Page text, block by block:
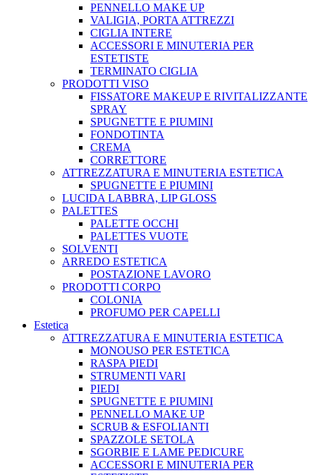
PENNELLO MAKE UP
VALIGIA, PORTA ATTREZZI
CIGLIA INTERE
ACCESSORI E MINUTERIA PER
ESTETISTE
TERMINATO CIGLIA
PRODOTTI VISO
FISSATORE MAKEUP E RIVITALIZZANTE
SPRAY
SPUGNETTE E PIUMINI
FONDOTINTA
CREMA
CORRETTORE
ATTREZZATURA E MINUTERIA ESTETICA
SPUGNETTE E PIUMINI
LUCIDA LABBRA, LIP GLOSS
PALETTES
PALETTE OCCHI
PALETTES VUOTE
SOLVENTI
ARREDO ESTETICA
POSTAZIONE LAVORO
PRODOTTI CORPO
COLONIA
PROFUMO PER CAPELLI
Estetica
ATTREZZATURA E MINUTERIA ESTETICA
MONOUSO PER ESTETICA
RASPA PIEDI
STRUMENTI VARI
PIEDI
SPUGNETTE E PIUMINI
PENNELLO MAKE UP
SCRUB & ESFOLIANTI
SPAZZOLE SETOLA
SGORBIE E LAME PEDICURE
ACCESSORI E MINUTERIA PER